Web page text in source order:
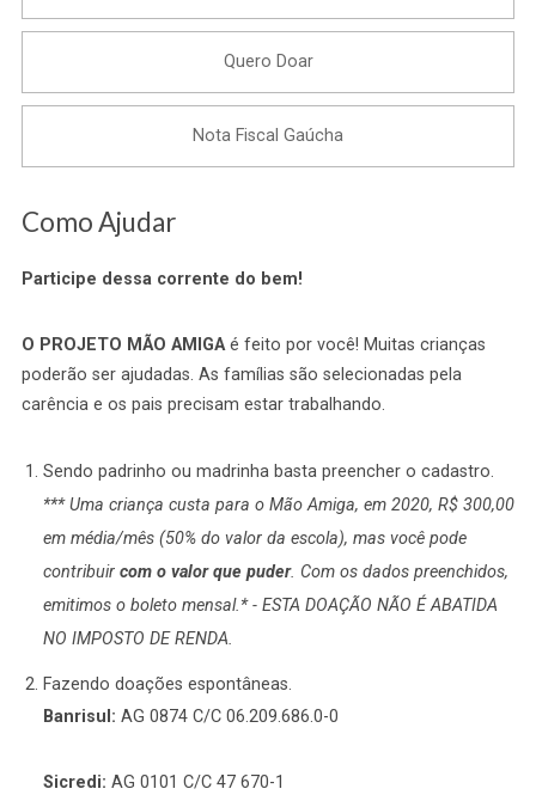
Quero Doar
Nota Fiscal Gaúcha
Como Ajudar
Participe dessa corrente do bem!
O PROJETO MÃO AMIGAé feito por você! Muitas crianças
poderão ser ajudadas. As famílias são selecionadas pela
carência e os pais precisam estar trabalhando.
Sendo padrinho ou madrinha basta preencher o cadastro.
*** Uma criança custa para o Mão Amiga, em 2020, R$ 300,00
em média/mês (50% do valor da escola), mas você pode
contribuir com o valor que puder. Com os dados preenchidos,
emitimos o boleto mensal.* - ESTA DOAÇÃO NÃO É ABATIDA
NO IMPOSTO DE RENDA.
Fazendo doações espontâneas.
Banrisul: AG 0874 C/C 06.209.686.0-0
Sicredi: AG 0101 C/C 47 670-1